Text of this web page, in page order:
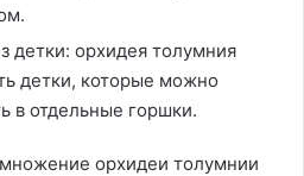
детки: орхидея толумния
детки, которые можно
в отдельные горшки.
орхидеи толумнии